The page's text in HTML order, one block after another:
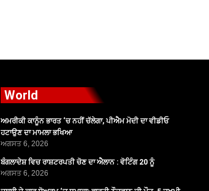
World
ਅਮਰੀਕੀ ਕਾਨੂੰਨ ਭਾਰਤ ‘ਚ ਨਹੀਂ ਚੱਲੇਗਾ, ਪੀਐਮ ਮੋਦੀ ਦਾ ਵੀਡੀਓ
ਹਟਾਉਣ ਦਾ ਮਾਮਲਾ ਭਖਿਆ
ਅਗਸਤ 6, 2026
ਬੰਗਲਾਦੇਸ਼ ਵਿਚ ਰਾਸ਼ਟਰਪਤੀ ਚੋਣ ਦਾ ਐਲਾਨ : ਵੋਟਿੰਗ 20 ਨੂੰ
ਅਗਸਤ 6, 2026